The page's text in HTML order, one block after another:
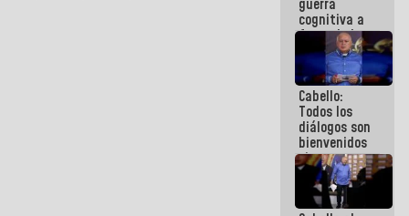
guerra
cognitiva a
favor de la
narrativa
hegemónica?
(1)
Cabello:
Todos los
diálogos son
bienvenidos
siempre que
estén en el
marco de la
Constitución